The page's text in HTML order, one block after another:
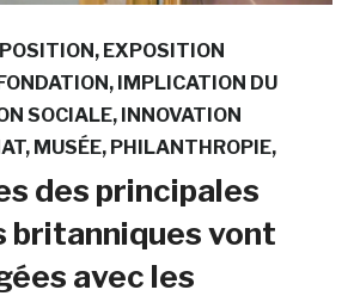
EXPOSITION
IMPLICATION DU
SOCIALE INNOVATION
MUSÉE PHILANTHROPIE
des principales
britanniques vont
avec les